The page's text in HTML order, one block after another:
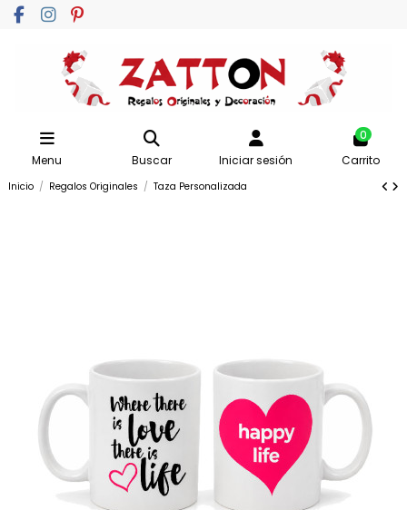
Menu Buscar Iniciar sesión
0
Carrito
Inicio Regalos Originales Taza Personalizada